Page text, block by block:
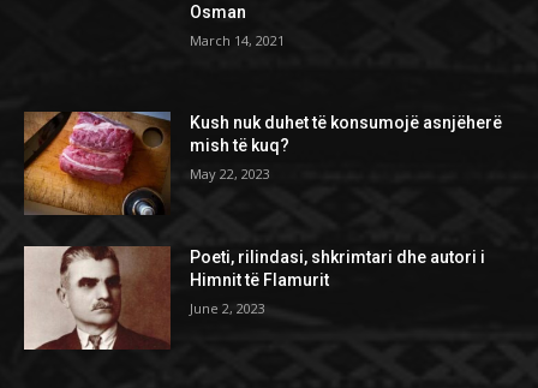
Osman
March 14, 2021
Kush nuk duhet të konsumojë asnjëherë
mish të kuq?
May 22, 2023
Poeti, rilindasi, shkrimtari dhe autori i
Himnit të Flamurit
June 2, 2023